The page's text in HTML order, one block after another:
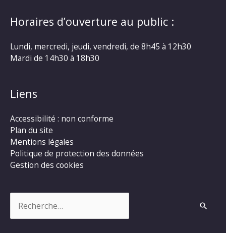
Horaires d’ouverture au public :
Lundi, mercredi, jeudi, vendredi, de 8h45 à 12h30
Mardi de 14h30 à 18h30
Liens
Accessibilité : non conforme
Plan du site
Mentions légales
Politique de protection des données
Gestion des cookies